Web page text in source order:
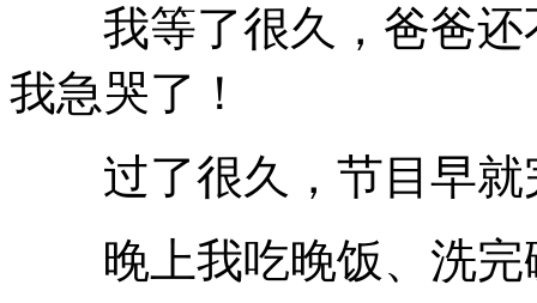
我等了很久，爸爸还
我急哭了！
过了很久，节目早就
晚上我吃晚饭、洗完